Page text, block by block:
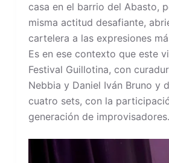
casa en el barrio del Abasto,
misma actitud desafiante,
cartelera a las expresiones
Es en ese contexto que este
Festival Guillotina, con
Nebbia y Daniel Iván Bruno y
cuatro sets, con la
generación de improvisadores.